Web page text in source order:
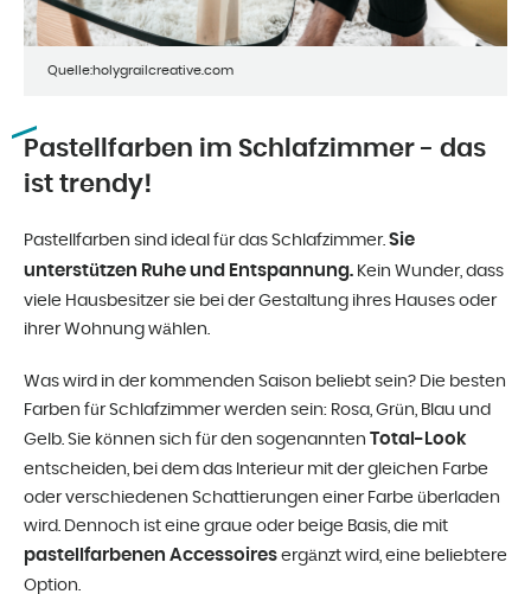
Quelle:holygrailcreative.com
Pastellfarben im Schlafzimmer - das
ist trendy!
Pastellfarben sind ideal für das Schlafzimmer. Sie
unterstützen Ruhe und Entspannung. Kein Wunder, dass
viele Hausbesitzer sie bei der Gestaltung ihres Hauses oder
ihrer Wohnung wählen.
Was wird in der kommenden Saison beliebt sein? Die besten
Farben für Schlafzimmer werden sein: Rosa, Grün, Blau und
Gelb. Sie können sich für den sogenannten Total-Look
entscheiden, bei dem das Interieur mit der gleichen Farbe
oder verschiedenen Schattierungen einer Farbe überladen
wird. Dennoch ist eine graue oder beige Basis, die mit
pastellfarbenen Accessoires ergänzt wird, eine beliebtere
Option.